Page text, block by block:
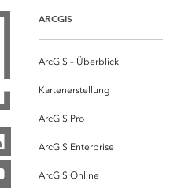
ARCGIS
ArcGIS – Überblick
Kartenerstellung
ArcGIS Pro
ArcGIS Enterprise
ArcGIS Online